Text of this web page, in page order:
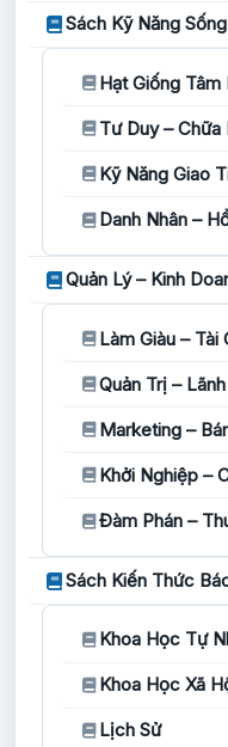
Sách Kỹ Năng Sống
Hạt Giống Tâm
Tư Duy – Chữa
Kỹ Năng Giao
Danh Nhân –
Quản Lý – Kinh
Làm Giàu – Tài
Quản Trị –
Marketing –
Khởi Nghiệp –
Đàm Phán –
Sách Kiến Thức
Khoa Học Tự
Khoa Học Xã
Lịch Sử